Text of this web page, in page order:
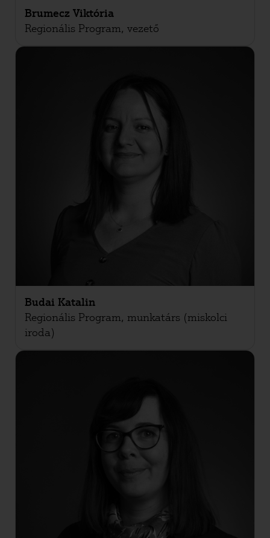
Brumecz Viktória
Regionális Program, vezető
Budai Katalin
Regionális Program, munkatárs (miskolci
iroda)